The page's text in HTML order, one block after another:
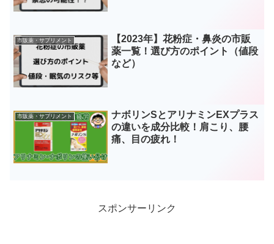
市販薬・サプリメント
【2023年】花粉症・鼻炎の市販
薬一覧！選び方のポイント（値段
など）
市販薬・サプリメント
ナボリンSとアリナミンEXプラス
の違いを成分比較！肩こり、腰
痛、目の疲れ！
スポンサーリンク